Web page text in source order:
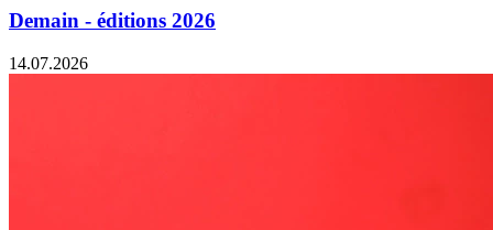
Demain - éditions 2026
14.07.2026